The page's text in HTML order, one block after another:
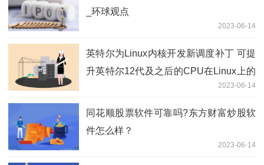
_环球观点
2023-06-14
英特尔为Linux内核开发新调度补丁 可提
升英特尔12代及之后的CPU在Linux上的
2023-06-14
同花顺股票软件可靠吗?东方财富炒股软
件怎么样？
2023-06-14